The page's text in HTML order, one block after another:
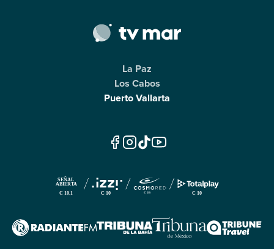
La Paz
Los Cabos
Puerto Vallarta